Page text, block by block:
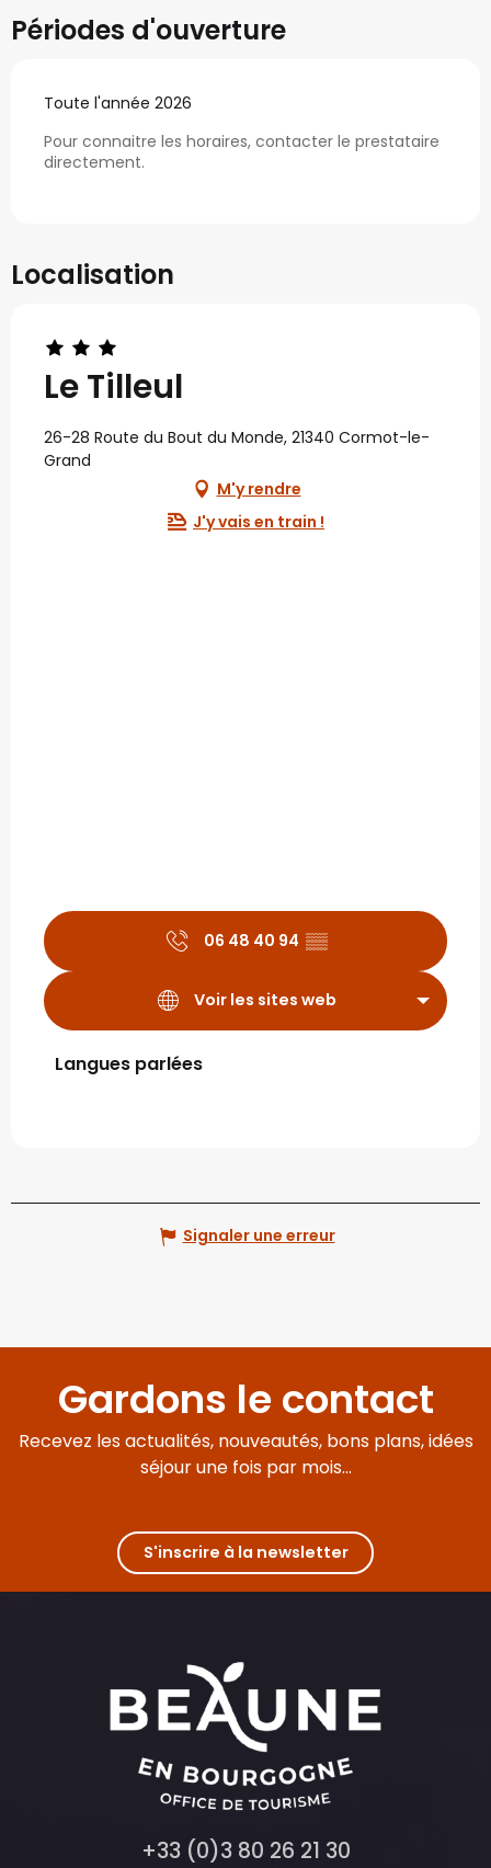
Périodes d'ouverture
Toute l'année 2026
Pour connaitre les horaires, contacter le prestataire
directement.
Localisation
Le Tilleul
26-28 Route du Bout du Monde, 21340 Cormot-le-
Grand
M'y rendre
J'y vais en train !
06 48 40 94 ▒▒
Voir les sites web
Langues parlées
Langues parlées
Signaler une erreur
Gardons le contact
Recevez les actualités, nouveautés, bons plans, idées
séjour une fois par mois...
S'inscrire à la newsletter
+33 (0)3 80 26 21 30